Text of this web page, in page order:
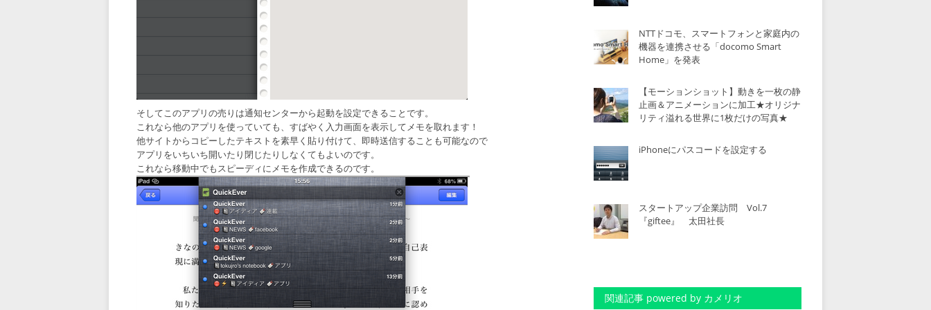
そしてこのアプリの売りは通知センターから起動を設定できることです。
これなら他のアプリを使っていても、すばやく入力画面を表示してメモを取れます！
他サイトからコピーしたテキストを素早く貼り付けて、即時送信することも可能なので
アプリをいちいち開いたり閉じたりしなくてもよいのです。
これなら移動中でもスピーディにメモを作成できるのです。
NTTドコモ、スマートフォンと家庭内の
機器を連携させる「docomo Smart
Home」を発表
【モーションショット】動きを一枚の静
止画＆アニメーションに加工★オリジナ
リティ溢れる世界に1枚だけの写真★
iPhoneにパスコードを設定する
スタートアップ企業訪問 Vol.7
『giftee』 太田社長
関連記事 powered by カメリオ